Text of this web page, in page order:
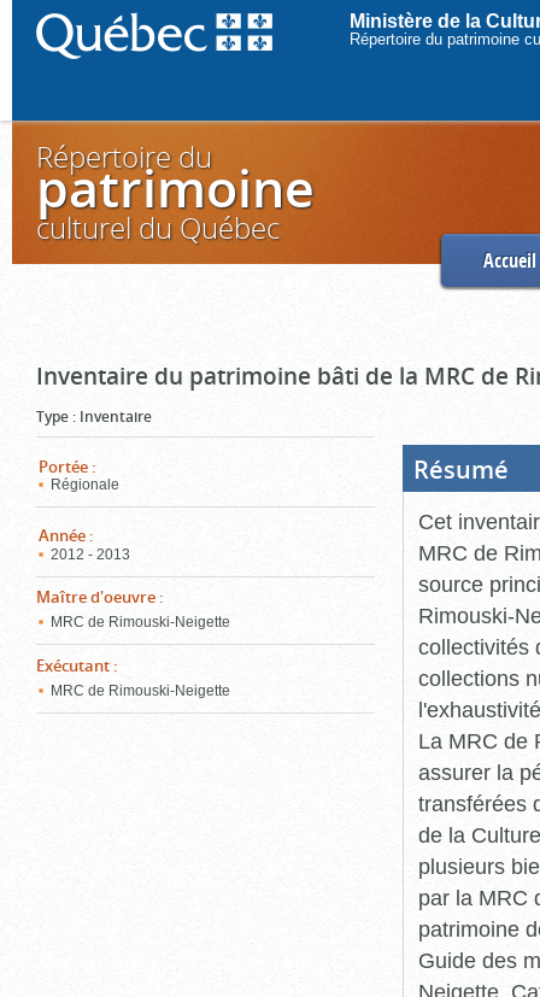
Ministère de la
Répertoire du patrimoine
Répertoire du
patrimoine
culturel du Québec
Accueil
Inventaire du patrimoine bâti de la MRC de
Type : Inventaire
Portée :
Régionale
Année :
2012 - 2013
Maître d'oeuvre :
MRC de Rimouski-Neigette
Exécutant :
MRC de Rimouski-Neigette
Résumé
Cet
MRC de
source
Rimouski-
collectivités
collections
La MRC de
assurer la
transférées
de la
plusieurs
par la MRC
patrimoine
Guide des
Neigette,